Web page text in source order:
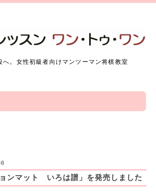
へ。女性初級者向けマンツーマン将棋教室
ョンマット いろは譜」を発売しました